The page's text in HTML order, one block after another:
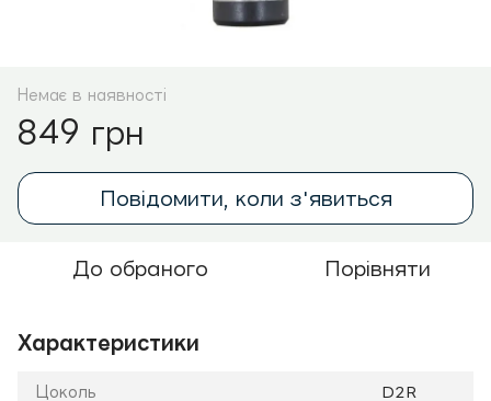
Немає в наявності
849 грн
Повідомити, коли з'явиться
До обраного Порівняти
Характеристики
Цоколь D2R